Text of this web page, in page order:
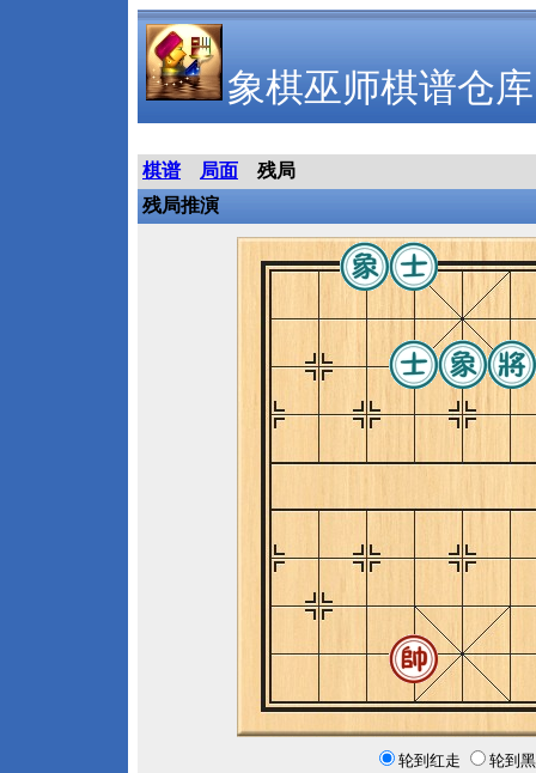
象棋巫师棋谱仓库
棋谱 局面
残局
残局推演
轮到红走 轮到